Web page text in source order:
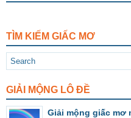
TÌM KIẾM GIẤC MƠ
GIẢI MỘNG LÔ ĐỀ
Giải mộng giấc mơ